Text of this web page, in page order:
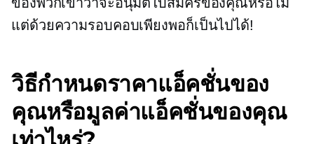
แต่ด้วยความรอบคอบเพียงพอก็เป็นไปได้!
วิธีกำหนดราคาแอ็คชั่นของ
คุณหรือมูลค่าแอ็คชั่นของคุณ